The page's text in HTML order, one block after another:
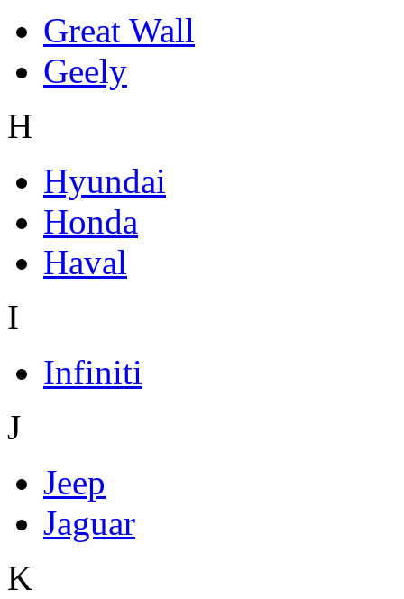
Great Wall
Geely
H
Hyundai
Honda
Haval
I
Infiniti
J
Jeep
Jaguar
K